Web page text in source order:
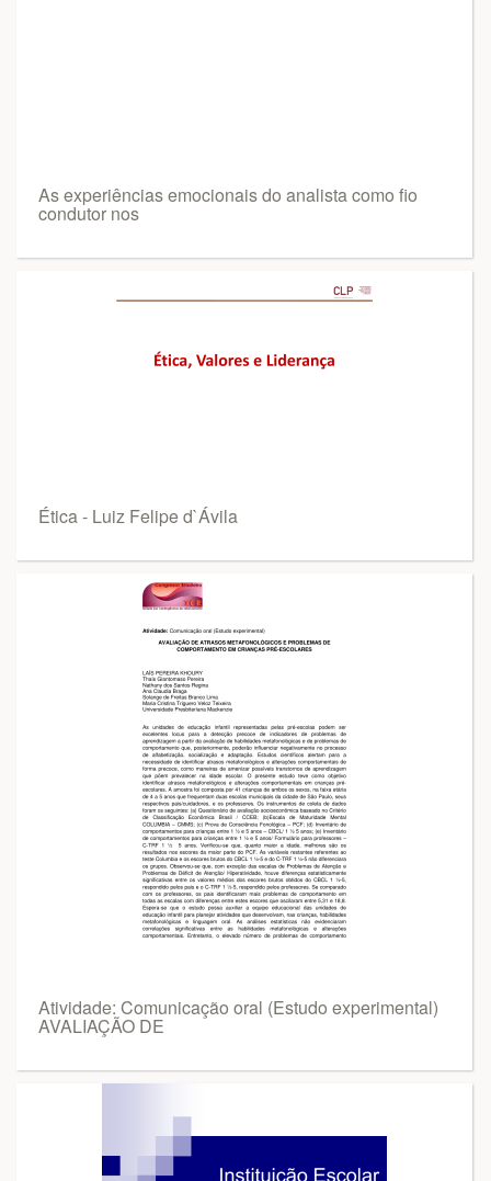
As experiências emocionais do analista como fio
condutor nos
Ética - Luiz Felipe d`Ávila
Atividade: Comunicação oral (Estudo experimental)
AVALIAÇÃO DE